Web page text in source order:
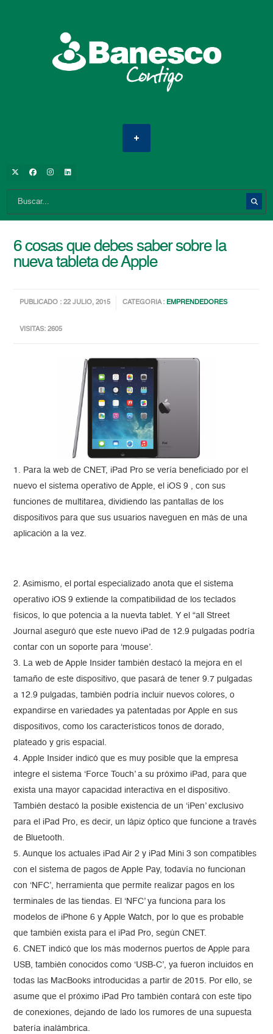
6 cosas que debes saber sobre la
nueva tableta de Apple
PUBLICADO : 22 JULIO, 2015 CATEGORIA : EMPRENDEDORES
VISITAS: 2605
1. Para la web de CNET, iPad Pro se vería beneficiado por el
nuevo el sistema operativo de Apple, el iOS 9 , con sus
funciones de multitarea, dividiendo las pantallas de los
dispositivos para que sus usuarios naveguen en más de una
aplicación a la vez.
2. Asimismo, el portal especializado anota que el sistema
operativo iOS 9 extiende la compatibilidad de los teclados
físicos, lo que potencia a la nuevta tablet. Y el “all Street
Journal aseguró que este nuevo iPad de 12.9 pulgadas podría
contar con un soporte para ‘mouse’.
3. La web de Apple Insider también destacó la mejora en el
tamaño de este dispositivo, que pasará de tener 9.7 pulgadas
a 12.9 pulgadas, también podría incluir nuevos colores, o
expandirse en variedades ya patentadas por Apple en sus
dispositivos, como los característicos tonos de dorado,
plateado y gris espacial.
4. Apple Insider indicó que es muy posible que la empresa
integre el sistema ‘Force Touch’ a su próximo iPad, para que
exista una mayor capacidad interactiva en el dispositivo.
También destacó la posible existencia de un ‘iPen’ exclusivo
para el iPad Pro, es decir, un lápiz óptico que funcione a través
de Bluetooth.
5. Aunque los actuales iPad Air 2 y iPad Mini 3 son compatibles
con el sistema de pagos de Apple Pay, todavía no funcionan
con ‘NFC’, herramienta que permite realizar pagos en los
terminales de las tiendas. El ‘NFC’ ya funciona para los
modelos de iPhone 6 y Apple Watch, por lo que es probable
que también exista para el iPad Pro, según CNET.
6. CNET indicó que los más modernos puertos de Apple para
USB, también conocidos como ‘USB-C’, ya fueron incluidos en
todas las MacBooks introducidas a partir de 2015. Por ello, se
asume que el próximo iPad Pro también contará con este tipo
de conexiones, dejando de lado los rumores de una supuesta
batería inalámbrica.